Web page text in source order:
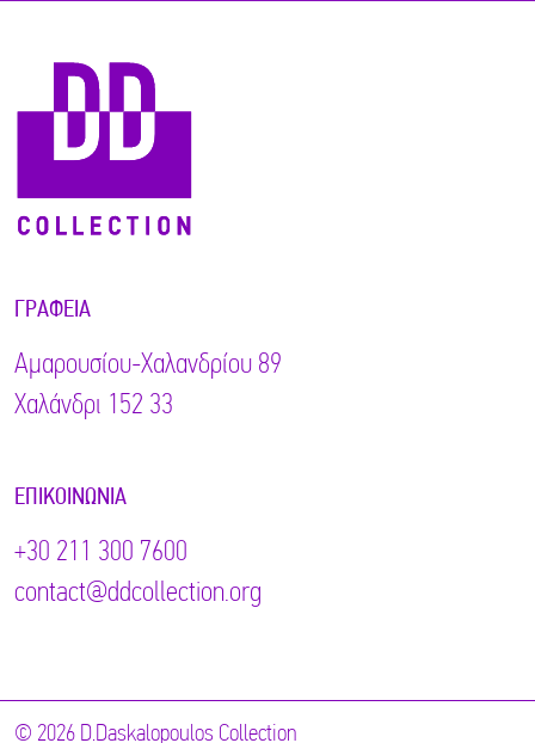
ΓΡΑΦΕΊΑ
Αμαρουσίου-Χαλανδρίου 89
Χαλάνδρι 152 33
ΕΠΙΚΟΙΝΩΝΊΑ
+30 211 300 7600
contact@ddcollection.org
© 2026 D.Daskalopoulos Collection